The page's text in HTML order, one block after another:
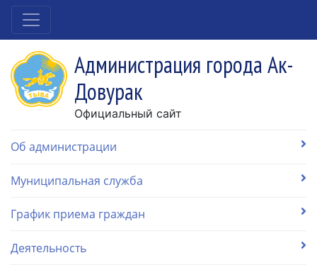
Администрация города Ак-
Довурак
Официальный сайт
Об администрации
Муниципальная служба
График приема граждан
Деятельность